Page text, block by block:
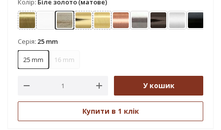
Колір: Біле золото (матове)
Антик АрктісБіле золото (матове)
ЗолотоЗолото матове
МідьНержавіюча сталь
ОніксСатин
Серія:25 mm
25 mm 16 mm
У кошик
Купити в 1 клік